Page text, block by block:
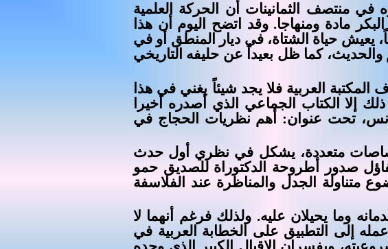
منتصف الثمانينات أن الحركة العلمية
مادة ومنهاجا. وقد اتضح اليوم أن هذا
يعيش حياة الشتاة، في ديار المنطق أو في
والحديث، كما ظل بعيداً عن حليفه التاريخي
العربية فلا يجد شيئاً يغني في هذا
إلا الكتاب الجماعي الذي أصدره أخيرا
بتونس، تحت عنوان: أهم نظريات الحجاج في
متعددة، يشكل في نظري أول حدث
صدور أطروحة الدكتوراة للصديق حمو
متناولة الجدل والمناظرة عند الفلاسفة
وما يحيلان عليه. ولذلك فرغم أنهما لا
إلى التطبيق على الخطابة العربية في